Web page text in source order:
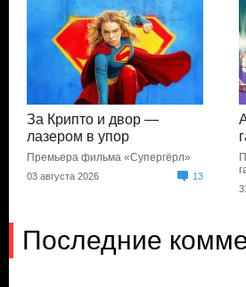
За Крипто и двор —
лазером в упор
Премьера фильма «Супергёрл»
03 августа 2026 13
Последние